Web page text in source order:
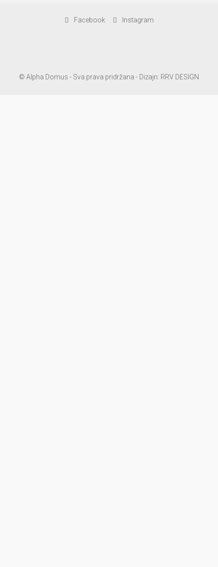
Facebook Instagram
© Alpha Domus - Sva prava pridržana - Dizajn: RRV DESIGN